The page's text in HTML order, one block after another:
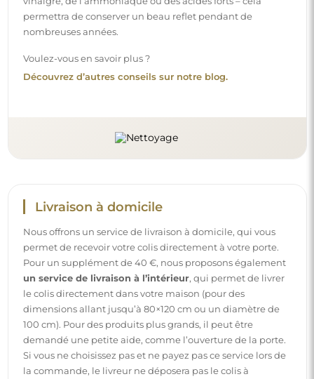
permettra de conserver un beau reflet pendant de
nombreuses années.
Voulez-vous en savoir plus ?
Découvrez d’autres conseils sur notre blog.
Livraison à domicile
Nous offrons un service de livraison à domicile, qui vous
permet de recevoir votre colis directement à votre porte.
Pour un supplément de 40 €, nous proposons également
un service de livraison à l’intérieur, qui permet de livrer
le colis directement dans votre maison (pour des
dimensions allant jusqu’à 80×120 cm ou un diamètre de
100 cm). Pour des produits plus grands, il peut être
demandé une petite aide, comme l’ouverture de la porte.
Si vous ne choisissez pas et ne payez pas ce service lors de
la commande, le livreur ne déposera pas le colis à